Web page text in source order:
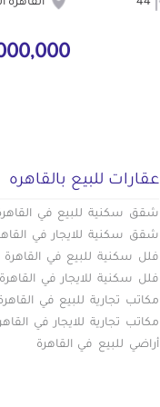
عقارات للبيع بالقاهره
شقق سكنية للبيع في
شقق سكنية للايجار في
فلل سكنية للبيع في القاهرة
فلل سكنية للايجار في القاهرة
مكاتب تجارية للبيع في
مكاتب تجارية للايجار في
أراضي للبيع في القاهرة